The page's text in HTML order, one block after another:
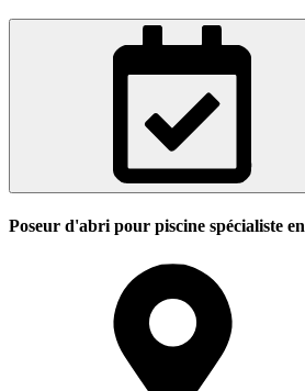
Poseur d'abri pour piscine spécialiste